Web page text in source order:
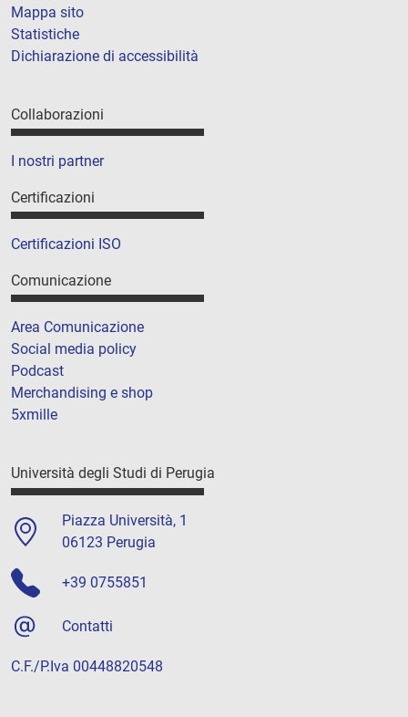
Mappa sito
Statistiche
Dichiarazione di accessibilità
Collaborazioni
I nostri partner
Certificazioni
Certificazioni ISO
Comunicazione
Area Comunicazione
Social media policy
Podcast
Merchandising e shop
5xmille
Università degli Studi di Perugia
Piazza Università, 1
06123 Perugia
+39 0755851
Contatti
C.F./P.Iva 00448820548